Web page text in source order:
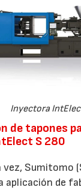
Inyectora
de tapones
S 280
vez, Sumitomo
aplicación de